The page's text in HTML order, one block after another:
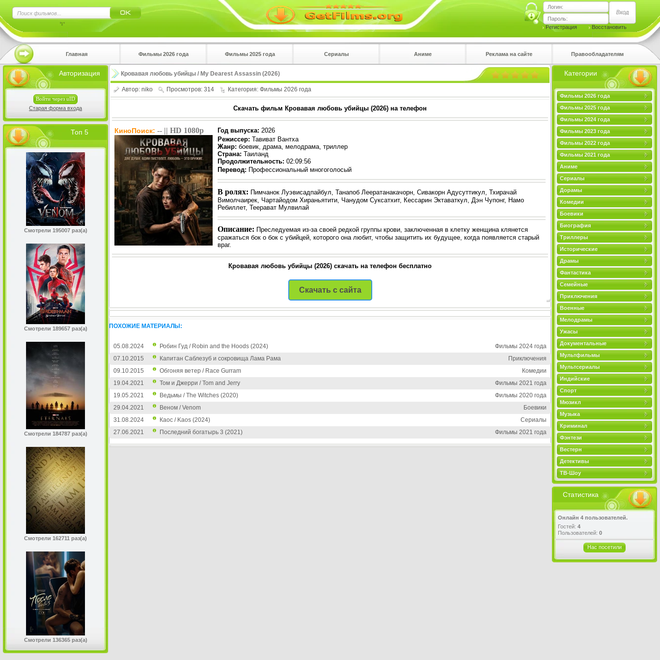
Логин:
Пароль:
Регистрация
Восстановить
Главная Фильмы 2026 года Фильмы 2025 года Сериалы Аниме Реклама на сайте Правообладателям
Авторизация
Войти через uID
Старая форма входа
Топ 5
Смотрели 195007 раз(а)
Смотрели 189657 раз(а)
Смотрели 184787 раз(а)
Смотрели 162711 раз(а)
Смотрели 136365 раз(а)
Категории
Фильмы 2026 года
Фильмы 2025 года
Фильмы 2024 года
Фильмы 2023 года
Фильмы 2022 года
Фильмы 2021 года
Аниме
Сериалы
Дорамы
Комедии
Боевики
Биография
Триллеры
Исторические
Драмы
Фантастика
Семейные
Приключения
Военные
Мелодрамы
Ужасы
Документальные
Мультфильмы
Мультсериалы
Индийские
Спорт
Мюзикл
Музыка
Криминал
Фэнтези
Вестерн
Детективы
ТВ-Шоу
Статистика
Онлайн 4 пользователей.
Гостей: 4
Пользователей: 0
Нас посетили
Кровавая любовь убийцы / My Dearest Assassin (2026)
Автор: niko Просмотров: 314 Категория: Фильмы 2026 года
Скачать фильм Кровавая любовь убийцы (2026) на телефон
КиноПоиск: -- || HD 1080p Год выпуска: 2026
Режиссер: Тавиват Вантха
Жанр: боевик, драма, мелодрама, триллер
Страна: Таиланд
Продолжительность: 02:09:56
Перевод: Профессиональный многоголосый
В ролях: Пимчанок Луэвисадпайбул, Танапоб Леератанакачорн, Сивакорн Адусуттикул, Тхирачай
Вимолчаирек, Чартайодом Хираньятити, Чанудом Суксатхит, Кессарин Эктаваткул, Дэн Чупонг, Намо
Ребиллет, Теерават Мулвилай
Описание: Преследуемая из-за своей редкой группы крови, заключенная в клетку женщина клянется
сражаться бок о бок с убийцей, которого она любит, чтобы защитить их будущее, когда появляется старый
враг.
Кровавая любовь убийцы (2026) скачать на телефон бесплатно
Нажмите на в плеере
!!!Если Вы с телефона сперва нажмите на троеточие в правом
верхнем углу!!!
Скачать с сайта
ПОХОЖИЕ МАТЕРИАЛЫ:
05.08.2024 Робин Гуд / Robin and the Hoods (2024)
Фильмы 2024 года
07.10.2015
Капитан Саблезуб и сокровища Лама Рама
Приключения
09.10.2015
Обгоняя ветер / Race Gurram
Комедии
19.04.2021
Том и Джерри / Tom and Jerry
Фильмы 2021 года
19.05.2021
Ведьмы / The Witches (2020)
Фильмы 2020 года
29.04.2021
Веном / Venom
Боевики
31.08.2024
Каос / Kaos (2024)
Сериалы
27.06.2021
Последний богатырь 3 (2021) Фильмы 2021 года